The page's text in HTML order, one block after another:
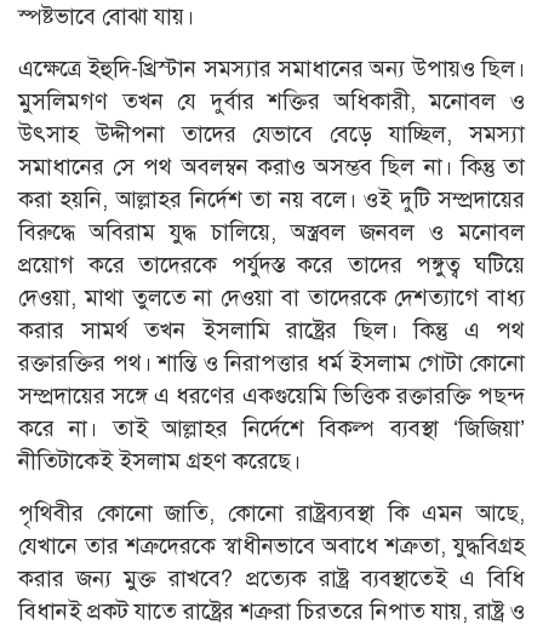
স্পষ্টভাবে বােঝা যায়।
এক্ষেত্রে ইহুদি-খ্রিস্টান সমস্যার সমাধানের অন্য উপায়ও ছিল।
মুসলিমগণ তখন যে দুর্বার শক্তির অধিকারী, মনােবল ও
উৎসাহ উদ্দীপনা তাদের যেভাবে বেড়ে যাচ্ছিল, সমস্যা
সমাধানের সে পথ অবলম্বন করাও অসম্ভব ছিল না। কিন্তু তা
করা হয়নি, আল্লাহর নির্দেশ তা নয় বলে। ওই দুটি সম্প্রদায়ের
বিরুদ্ধে অবিরাম যুদ্ধ চালিয়ে, অস্ত্রবল জনবল ও মনােবল
প্রয়ােগ করে তাদেরকে পর্যুদস্ত করে তাদের পঙ্গুত্ব ঘটিয়ে
দেওয়া, মাথা তুলতে না দেওয়া বা তাদেরকে দেশত্যাগে বাধ্য
করার সামর্থ তখন ইসলামি রাষ্ট্রের ছিল। কিন্তু এ পথ
রক্তারক্তির পথ। শান্তি ও নিরাপত্তার ধর্ম ইসলাম গােটা কোনাে
সম্প্রদায়ের সঙ্গে এ ধরণের একগুয়েমি ভিত্তিক রক্তারক্তি পছন্দ
করে না। তাই আল্লাহর নির্দেশে বিকল্প ব্যবস্থা ‘জিজিয়া’
নীতিটাকেই ইসলাম গ্রহণ করেছে।
পৃথিবীর কোনাে জাতি, কোনাে রাষ্ট্রব্যবস্থা কি এমন আছে,
যেখানে তার শত্রুদেরকে স্বাধীনভাবে অবাধে শত্রুতা, যুদ্ধবিগ্রহ
করার জন্য মুক্ত রাখবে? প্রত্যেক রাষ্ট্র ব্যবস্থাতেই এ বিধি
বিধানই প্রকট যাতে রাষ্ট্রের শত্রুরা চিরতরে নিপাত যায়, রাষ্ট্র ও